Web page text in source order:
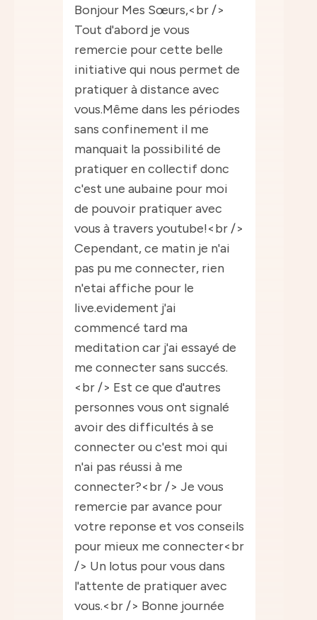
Bonjour Mes Sœurs,<br />
Tout d'abord je vous
remercie pour cette belle
initiative qui nous permet de
pratiquer à distance avec
vous.Même dans les périodes
sans confinement il me
manquait la possibilité de
pratiquer en collectif donc
c'est une aubaine pour moi
de pouvoir pratiquer avec
vous à travers youtube!<br />
Cependant, ce matin je n'ai
pas pu me connecter, rien
n'etai affiche pour le
live.evidement j'ai
commencé tard ma
meditation car j'ai essayé de
me connecter sans succés.
<br /> Est ce que d'autres
personnes vous ont signalé
avoir des difficultés à se
connecter ou c'est moi qui
n'ai pas réussi à me
connecter?<br /> Je vous
remercie par avance pour
votre reponse et vos conseils
pour mieux me connecter<br
/> Un lotus pour vous dans
l'attente de pratiquer avec
vous.<br /> Bonne journée